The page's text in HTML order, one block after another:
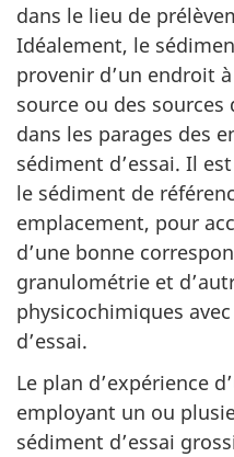
dans le lieu de
Idéalement, le
provenir d’un endroit
source ou des
dans les parages des
sédiment d’essai. Il
le sédiment de
emplacement, pour
d’une bonne
granulométrie et
physicochimiques
d’essai.
Le plan d’expérience
employant un ou
sédiment d’essai